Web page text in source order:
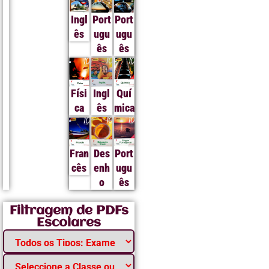
Ingl
ês
Port
ugu
ês
Port
ugu
ês
Físi
ca
Ingl
ês
Quí
mica
Fran
cês
Des
enh
o
Port
ugu
ês
Filtragem de PDFs
Escolares